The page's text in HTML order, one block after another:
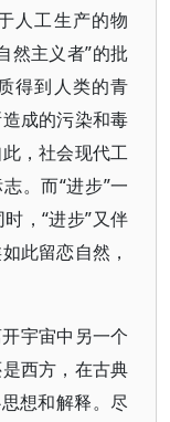
人工生产的物
然主义者”的批
得到人类的青
成的污染和毒
，社会现代工
。而“进步”一
，“进步”又伴
此留恋自然，
宇宙中另一个
西方，在古典
想和解释。尽